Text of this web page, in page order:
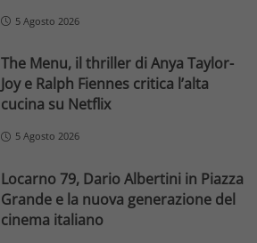
5 Agosto 2026
The Menu, il thriller di Anya Taylor-
Joy e Ralph Fiennes critica l’alta
cucina su Netflix
5 Agosto 2026
Locarno 79, Dario Albertini in Piazza
Grande e la nuova generazione del
cinema italiano